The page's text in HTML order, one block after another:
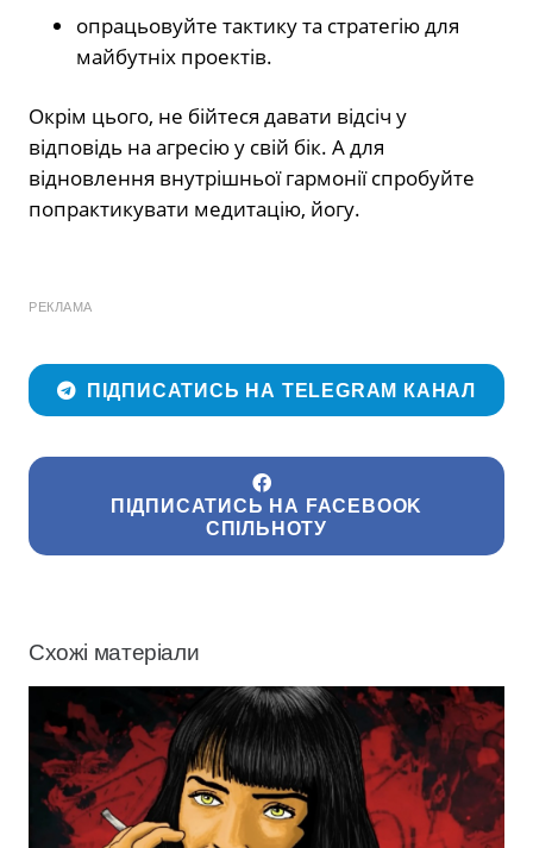
опрацьовуйте тактику та стратегію для
майбутніх проектів.
Окрім цього, не бійтеся давати відсіч у
відповідь на агресію у свій бік. А для
відновлення внутрішньої гармонії спробуйте
попрактикувати медитацію, йогу.
РЕКЛАМА
ПІДПИСАТИСЬ НА TELEGRAM КАНАЛ
ПІДПИСАТИСЬ НА FACEBOOK
СПІЛЬНОТУ
Схожі матеріали